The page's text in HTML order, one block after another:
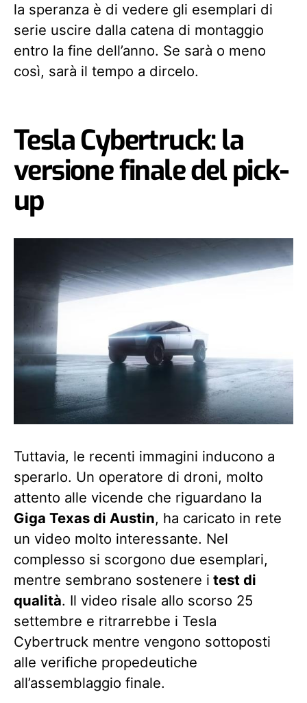
la speranza è di vedere gli esemplari di
serie uscire dalla catena di montaggio
entro la fine dell’anno. Se sarà o meno
così, sarà il tempo a dircelo.
Tesla Cybertruck: la
versione finale del pick-
up
Tuttavia, le recenti immagini inducono a
sperarlo. Un operatore di droni, molto
attento alle vicende che riguardano la
Giga Texas di Austin, ha caricato in rete
un video molto interessante. Nel
complesso si scorgono due esemplari,
mentre sembrano sostenere i test di
qualità. Il video risale allo scorso 25
settembre e ritrarrebbe i Tesla
Cybertruck mentre vengono sottoposti
alle verifiche propedeutiche
all’assemblaggio finale.